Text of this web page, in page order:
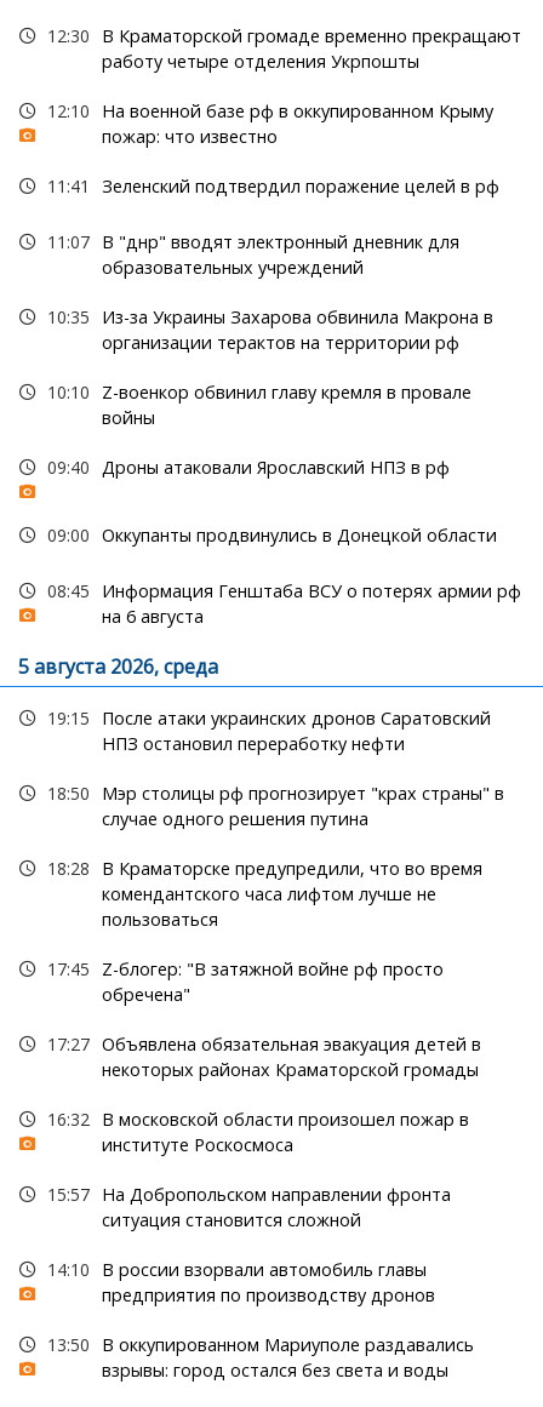
12:30
В Краматорской громаде временно прекращают
работу четыре отделения Укрпошты
12:10
На военной базе рф в оккупированном Крыму
пожар: что известно
11:41 Зеленский подтвердил поражение целей в рф
11:07 В "днр" вводят электронный дневник для
образовательных учреждений
10:35
Из-за Украины Захарова обвинила Макрона в
организации терактов на территории рф
10:10
Z-военкор обвинил главу кремля в провале
войны
09:40 Дроны атаковали Ярославский НПЗ в рф
09:00 Оккупанты продвинулись в Донецкой области
08:45
Информация Генштаба ВСУ о потерях армии рф
на 6 августа
5 августа 2026, среда
19:15
После атаки украинских дронов Саратовский
НПЗ остановил переработку нефти
18:50
Мэр столицы рф прогнозирует "крах страны" в
случае одного решения путина
18:28
В Краматорске предупредили, что во время
комендантского часа лифтом лучше не
пользоваться
17:45
Z-блогер: "В затяжной войне рф просто
обречена"
17:27 Объявлена обязательная эвакуация детей в
некоторых районах Краматорской громады
16:32 В московской области произошел пожар в
институте Роскосмоса
15:57 На Добропольском направлении фронта
ситуация становится сложной
14:10
В россии взорвали автомобиль главы
предприятия по производству дронов
13:50
В оккупированном Мариуполе раздавались
взрывы: город остался без света и воды